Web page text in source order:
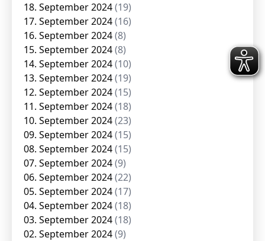
18. September 2024(19)
17. September 2024(16)
16. September 2024(8)
15. September 2024(8)
14. September 2024(10)
13. September 2024(19)
12. September 2024(15)
11. September 2024(18)
10. September 2024(23)
09. September 2024(15)
08. September 2024(15)
07. September 2024(9)
06. September 2024(22)
05. September 2024(17)
04. September 2024(18)
03. September 2024(18)
02. September 2024(9)